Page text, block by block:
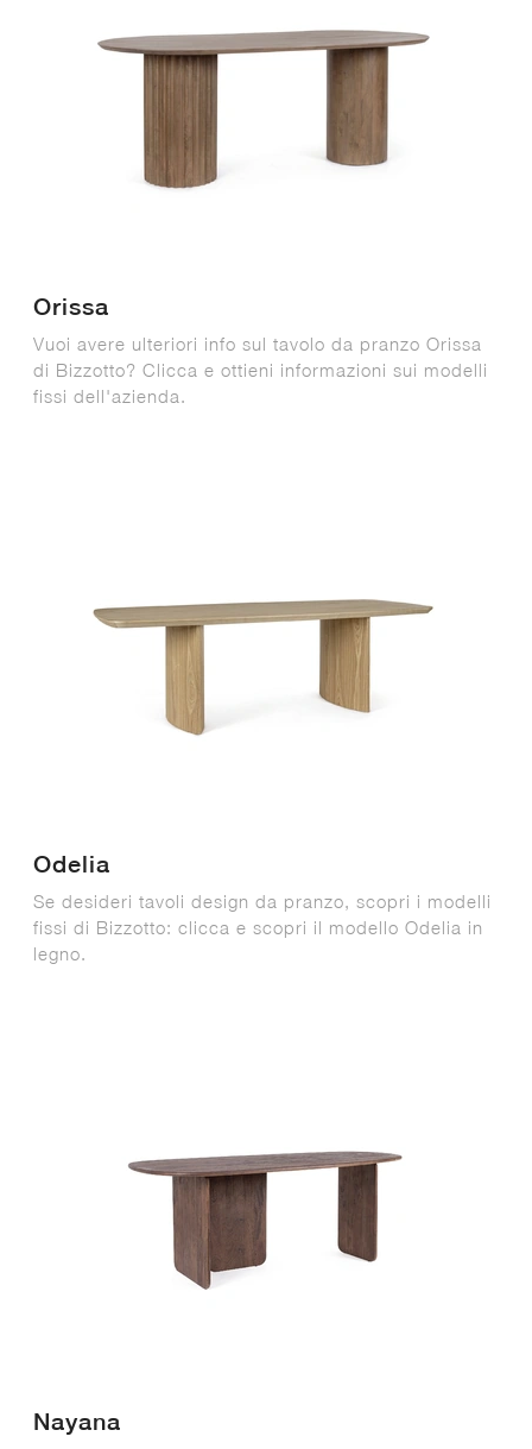
Orissa
Vuoi avere ulteriori info sul tavolo da pranzo Orissa
di Bizzotto? Clicca e ottieni informazioni sui modelli
fissi dell'azienda.
Odelia
Se desideri tavoli design da pranzo, scopri i modelli
fissi di Bizzotto: clicca e scopri il modello Odelia in
legno.
Nayana